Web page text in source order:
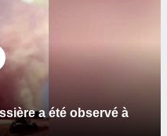
a été observé à